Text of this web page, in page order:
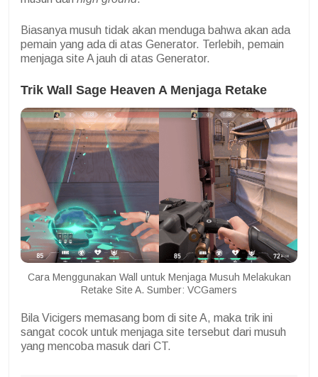
Biasanya musuh tidak akan menduga bahwa akan ada
pemain yang ada di atas Generator. Terlebih, pemain
menjaga site A jauh di atas Generator.
Trik Wall Sage Heaven A Menjaga Retake
Cara Menggunakan Wall untuk Menjaga Musuh Melakukan
Retake Site A. Sumber: VCGamers
Bila Vicigers memasang bom di site A, maka trik ini
sangat cocok untuk menjaga site tersebut dari musuh
yang mencoba masuk dari CT.